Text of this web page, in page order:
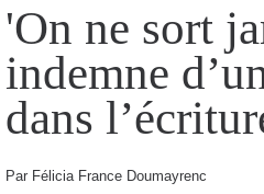
'On ne sort
indemne
dans
Par Félicia France Doumayrenc